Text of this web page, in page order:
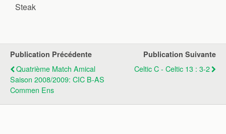
Steak
Publication Précédente
Quatrième Match Amical
Saison 2008/2009: CIC B-AS
Commen Ens
Publication Suivante
Celtic C - Celtic 13 : 3-2